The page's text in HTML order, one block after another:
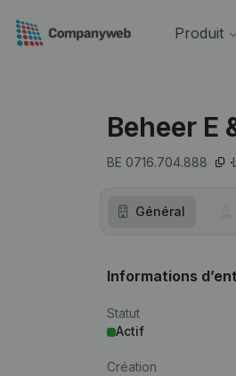
Produit
Beheer E
BE 0716.704.888
Général
Informations
Statut
Actif
Création